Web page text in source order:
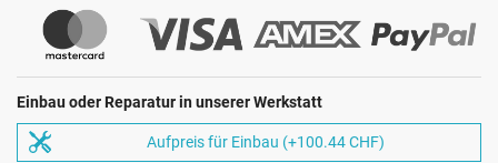
Einbau oder Reparatur in unserer Werkstatt
Aufpreis für Einbau (+100.44 CHF)